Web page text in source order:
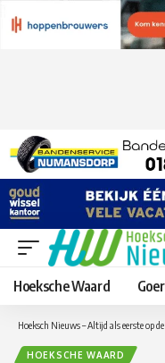
Hoeksche Waard
Hoeksch Nieuws – Altijd als eerste op
HOEKSCHE WAARD